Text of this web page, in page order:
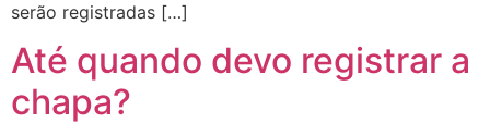
serão registradas […]
Até quando devo registrar a
chapa?